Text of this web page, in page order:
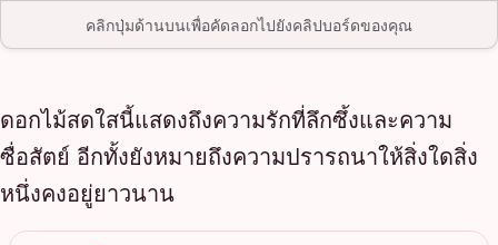
คลิกปุ่มด้านบนเพื่อคัดลอกไปยังคลิปบอร์ดของคุณ
ดอกไม้สดใสนี้แสดงถึงความรักที่ลึกซึ้งและความ
ซื่อสัตย์ อีกทั้งยังหมายถึงความปรารถนาให้สิ่งใดสิ่ง
หนึ่งคงอยู่ยาวนาน